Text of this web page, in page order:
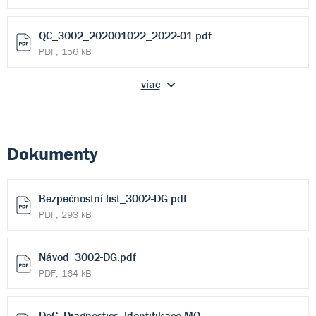
QC_3002_202001022_2022-01.pdf
PDF, 156 kB
viac
Dokumenty
Bezpečnostní list_3002-DG.pdf
PDF, 293 kB
Návod_3002-DG.pdf
PDF, 164 kB